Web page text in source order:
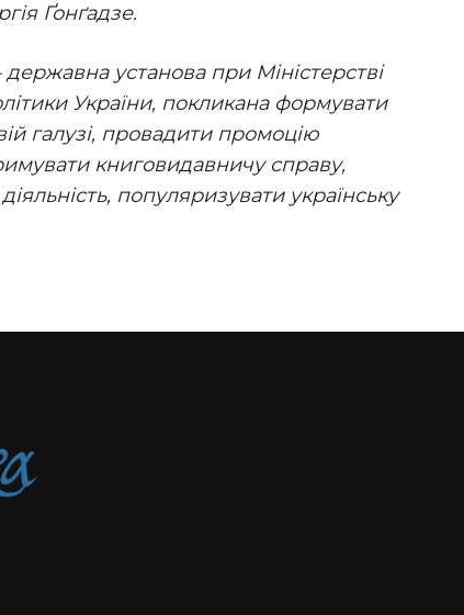
Ґонґадзе.
державна установа при Міністерстві
України, покликана формувати
галузі, провадити промоцію
книговидавничу справу,
популяризувати українську